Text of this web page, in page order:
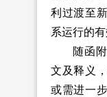
利过渡至
系运行的有
随函
文及释义
或需进一